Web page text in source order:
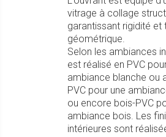
vitrage à collage
garantissant rigidité et
géométrique.
Selon les ambiances
est réalisé en PVC
ambiance blanche ou
PVC pour une
ou encore bois-PVC
ambiance bois. Les
intérieures sont